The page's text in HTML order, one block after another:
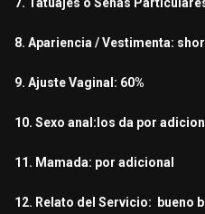
7. Tatuajes o Señas
8. Apariencia / Vestimenta:
9. Ajuste Vaginal: 60%
10. Sexo anal:los da por
11. Mamada: por adicional
12. Relato del Servicio: bueno